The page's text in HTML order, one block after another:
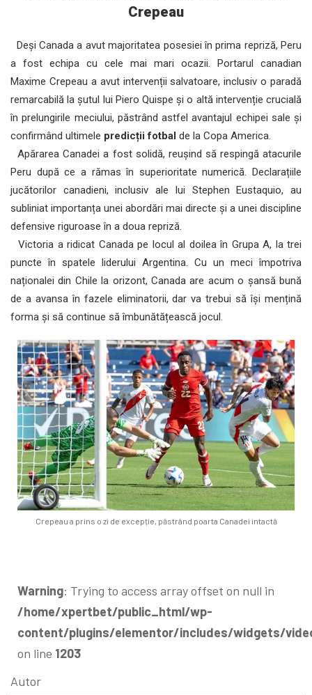
Crepeau
Deși Canada a avut majoritatea posesiei în prima repriză, Peru
a fost echipa cu cele mai mari ocazii. Portarul canadian
Maxime Crepeau a avut intervenții salvatoare, inclusiv o paradă
remarcabilă la șutul lui Piero Quispe și o altă intervenție crucială
în prelungirile meciului, păstrând astfel avantajul echipei sale și
confirmând ultimele predicții fotbal de la Copa America.
Apărarea Canadei a fost solidă, reușind să respingă atacurile
Peru după ce a rămas în superioritate numerică. Declarațiile
jucătorilor canadieni, inclusiv ale lui Stephen Eustaquio, au
subliniat importanța unei abordări mai directe și a unei discipline
defensive riguroase în a doua repriză.
Victoria a ridicat Canada pe locul al doilea în Grupa A, la trei
puncte în spatele liderului Argentina. Cu un meci împotriva
naționalei din Chile la orizont, Canada are acum o șansă bună
de a avansa în fazele eliminatorii, dar va trebui să își mențină
forma și să continue să îmbunătățească jocul.
Crepeau a prins o zi de excepție, păstrând poarta Canadei intactă
Warning: Trying to access array offset on null in
/home/xpertbet/public_html/wp-
content/plugins/elementor/includes/widgets/
on line 1203
Autor